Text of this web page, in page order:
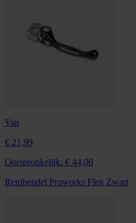
Van
€ 21,99
Oorspronkelijk: € 44,00
Remhendel Proworks Flex Zwart